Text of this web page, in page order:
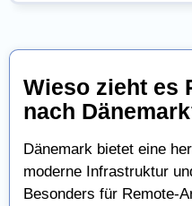
Wieso zieht es
nach
Dänemark bietet eine
moderne Infrastruktur
Besonders für Remote-